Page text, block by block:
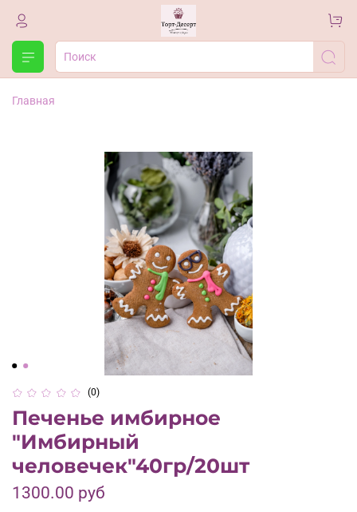
Главная
(0)
Печенье имбирное
"Имбирный
человечек"40гр/20шт
1300.00 руб